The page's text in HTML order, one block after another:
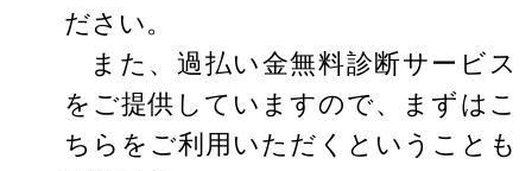
ださい。
また、過払い金無料診断サービス
をご提供していますので、まずはこ
ちらをご利用いただくということも